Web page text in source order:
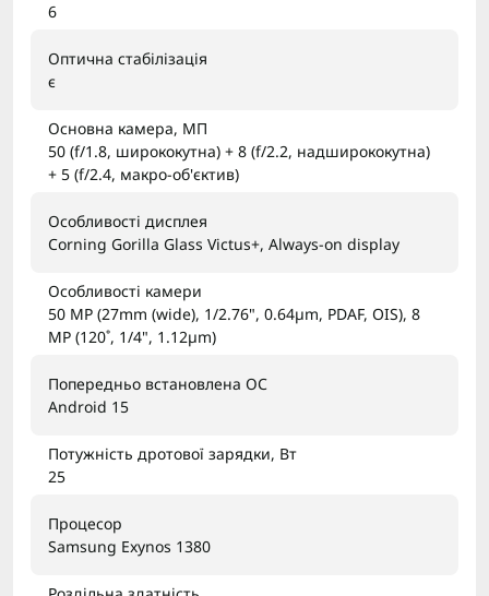
6
Оптична стабілізація
є
Основна камера, МП
50 (f/1.8, ширококутна) + 8 (f/2.2, надширококутна)
+ 5 (f/2.4, макро-об'єктив)
Особливості дисплея
Corning Gorilla Glass Victus+, Always-on display
Особливості камери
50 MP (27mm (wide), 1/2.76", 0.64µm, PDAF, OIS), 8
MP (120˚, 1/4", 1.12µm)
Попередньо встановлена ОС
Android 15
Потужність дротової зарядки, Вт
25
Процесор
Samsung Exynos 1380